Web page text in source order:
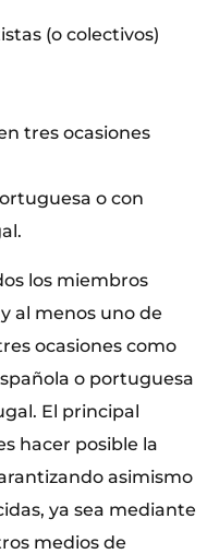
(o colectivos)
tres ocasiones
o con
los miembros
al menos uno de
ocasiones como
o portuguesa
El principal
hacer posible la
asimismo
ya sea mediante
medios de